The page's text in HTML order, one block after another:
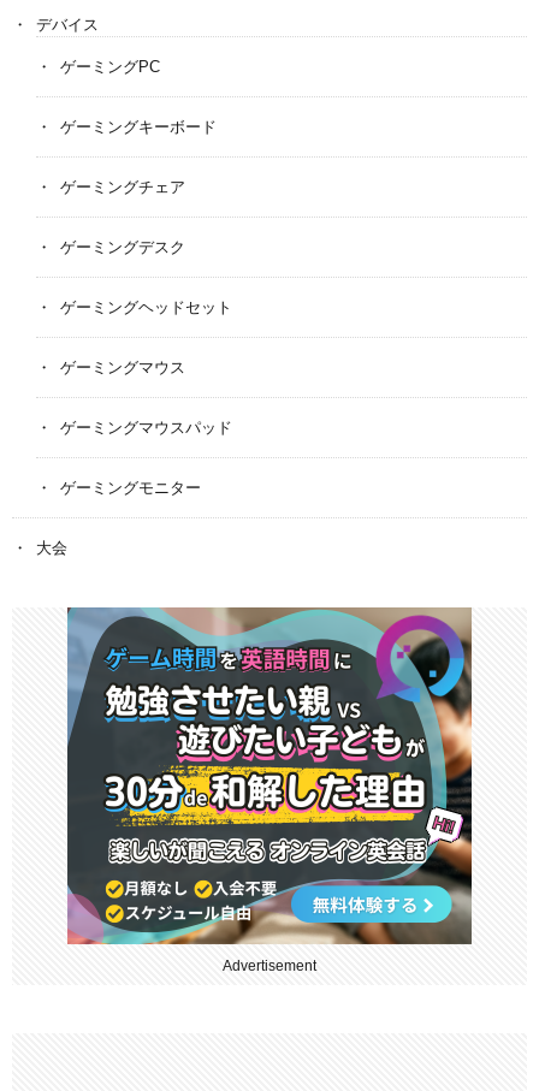
デバイス
ゲーミングPC
ゲーミングキーボード
ゲーミングチェア
ゲーミングデスク
ゲーミングヘッドセット
ゲーミングマウス
ゲーミングマウスパッド
ゲーミングモニター
大会
Advertisement